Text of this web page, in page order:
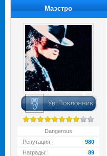
Маэстро
Dangerous
Репутация:
980
Награды:
89